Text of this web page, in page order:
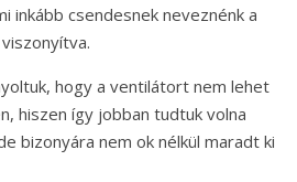
inkább csendesnek neveznénk a
hogy a ventilátort nem lehet
hiszen így jobban tudtuk volna
bizonyára nem ok nélkül maradt ki